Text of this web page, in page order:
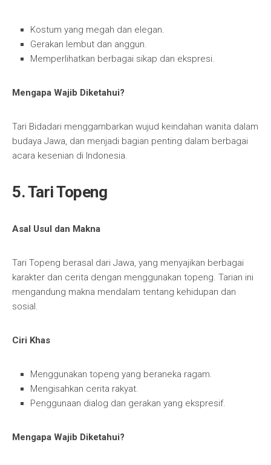
Kostum yang megah dan elegan.
Gerakan lembut dan anggun.
Memperlihatkan berbagai sikap dan ekspresi.
Mengapa Wajib Diketahui?
Tari Bidadari menggambarkan wujud keindahan wanita dalam
budaya Jawa, dan menjadi bagian penting dalam berbagai
acara kesenian di Indonesia.
5. Tari Topeng
Asal Usul dan Makna
Tari Topeng berasal dari Jawa, yang menyajikan berbagai
karakter dan cerita dengan menggunakan topeng. Tarian ini
mengandung makna mendalam tentang kehidupan dan
sosial.
Ciri Khas
Menggunakan topeng yang beraneka ragam.
Mengisahkan cerita rakyat.
Penggunaan dialog dan gerakan yang ekspresif.
Mengapa Wajib Diketahui?